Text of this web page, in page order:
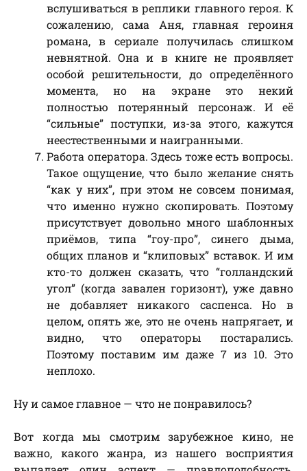
вслушиваться в реплики главного героя. К
сожалению, сама Аня, главная героиня
романа, в сериале получилась слишком
невнятной. Она и в книге не проявляет
особой решительности, до определённого
момента, но на экране это некий
полностью потерянный персонаж. И её
“сильные” поступки, из-за этого, кажутся
неестественными и наигранными.
Работа оператора. Здесь тоже есть вопросы.
Такое ощущение, что было желание снять
“как у них”, при этом не совсем понимая,
что именно нужно скопировать. Поэтому
присутствует довольно много шаблонных
приёмов, типа “гоу-про”, синего дыма,
общих планов и “клиповых” вставок. И им
кто-то должен сказать, что “голландский
угол” (когда завален горизонт), уже давно
не добавляет никакого саспенса. Но в
целом, опять же, это не очень напрягает, и
видно, что операторы постарались.
Поэтому поставим им даже 7 из 10. Это
неплохо.
Ну и самое главное — что не понравилось?
Вот когда мы смотрим зарубежное кино, не
важно, какого жанра, из нашего восприятия